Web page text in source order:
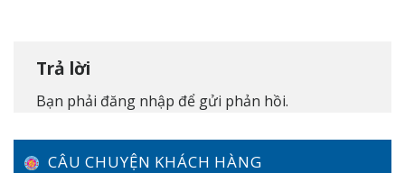
Trả lời
Bạn phải đăng nhập để gửi phản hồi.
CÂU CHUYỆN KHÁCH HÀNG